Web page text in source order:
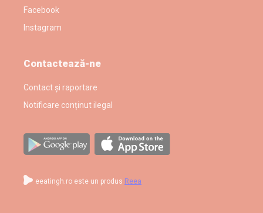
Facebook
Instagram
Contactează-ne
Contact și raportare
Notificare conținut ilegal
eeatingh.ro este un produs Reea